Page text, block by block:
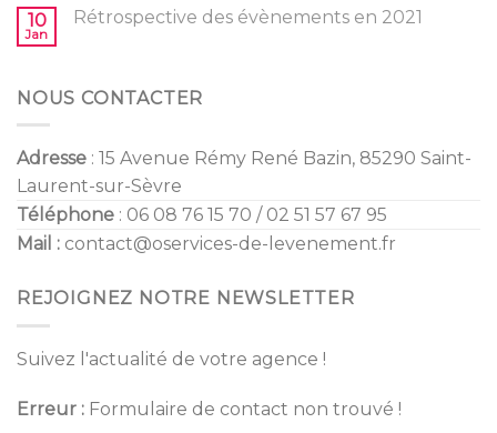
Mariage
2022
10
Jan
Rétrospective des évènements en 2021
NOUS CONTACTER
Adresse : 15 Avenue Rémy René Bazin, 85290 Saint-
Laurent-sur-Sèvre
Téléphone : 06 08 76 15 70 / 02 51 57 67 95
Mail : contact@oservices-de-levenement.fr
REJOIGNEZ NOTRE NEWSLETTER
Suivez l'actualité de votre agence !
Erreur : Formulaire de contact non trouvé !